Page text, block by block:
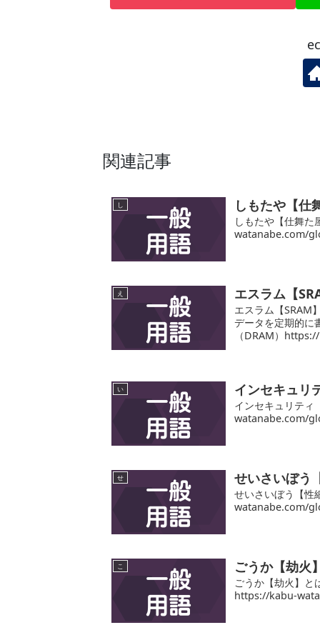
関連記事
し しもたや【仕
しもたや【仕舞
watanabe.com/
え エスラム【
エスラム【SRAM
データを定期的に
（DRAM）
い インセキュ
インセキュリテ
watanabe.com/
せ せいさいぼう
せいさいぼう【
watanabe.com/
こ ごうか【劫火
ごうか【劫火】と
https://kabu-